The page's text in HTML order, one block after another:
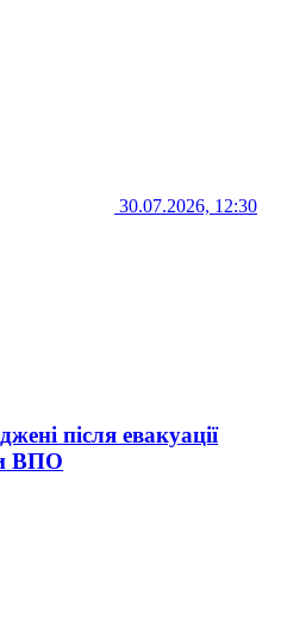
30.07.2026, 12:30
після евакуації
ВПО